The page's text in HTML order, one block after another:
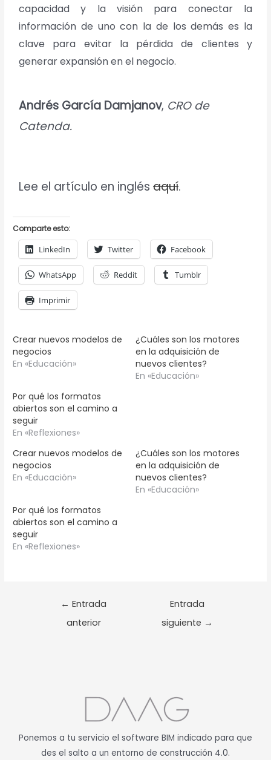
capacidad y la visión para conectar la
información de uno con la de los demás es la
clave para evitar la pérdida de clientes y
generar expansión en el negocio.
Andrés García Damjanov, CRO de
Catenda.
Lee el artículo en inglésaquí.
Comparte esto:
LinkedIn Twitter Facebook
WhatsApp Reddit Tumblr
Imprimir
Crear nuevos modelos de
negocios
En «Educación»
¿Cuáles son los motores
en la adquisición de
nuevos clientes?
En «Educación»
Por qué los formatos
abiertos son el camino a
seguir
En «Reflexiones»
Crear nuevos modelos de
negocios
En «Educación»
¿Cuáles son los motores
en la adquisición de
nuevos clientes?
En «Educación»
Por qué los formatos
abiertos son el camino a
seguir
En «Reflexiones»
← Entrada
anterior
Entrada
siguiente →
Ponemos a tu servicio el software BIM indicado para que
des el salto a un entorno de construcción 4.0.